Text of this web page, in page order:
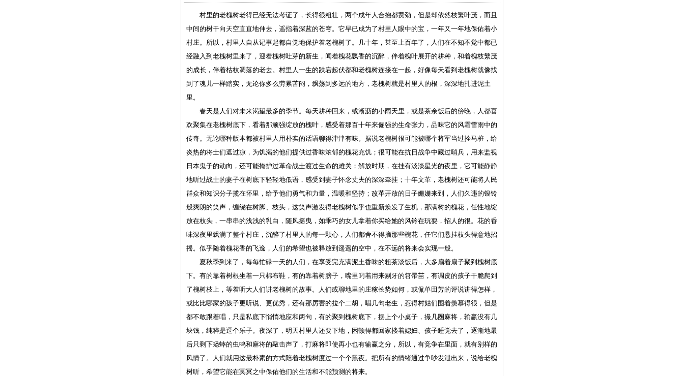
村里的老槐树老得已经无法考证了，长得很粗壮，两个成年人合抱都费劲，但是却依然枝繁叶茂，而且
中间的树干向天空直直地伸去，遥指着深蓝的苍穹。它早已成为了村里人眼中的宝，一年又一年地保佑着小
村庄。所以，村里人自从记事起都自觉地保护着老槐树了。几十年，甚至上百年了，人们在不知不觉中都已
经融入到老槐树里来了，迎着槐树吐芽的新生，闻着槐花飘香的沉醉，伴着槐叶展开的耕种，和着槐枝繁茂
的成长，伴着枯枝凋落的老去。村里人一生的跌宕起伏都和老槐树连接在一起，好像每天看到老槐树就像找
到了魂儿一样踏实，无论你多么劳累苦闷，飘荡到多远的地方，老槐树就是村里人的根，深深地扎进泥土
里。
春天是人们对未来渴望最多的季节。每天耕种回来，或淅沥的小雨天里，或是茶余饭后的傍晚，人都喜
欢聚集在老槐树底下，看着那顽强绽放的槐叶，感受着那百十年来倔强的生命张力，品味它的风霜雪雨中的
传奇。无论哪种版本都被村里人用朴实的话语聊得津津有味。据说老槐树很可能被哪个将军当过拴马桩，给
炎热的将士们遮过凉，为饥渴的他们提供过香味浓郁的槐花充饥；很可能在抗日战争中藏过哨兵，用来监视
日本鬼子的动向，还可能掩护过革命战士渡过生命的难关；解放时期，在挂有淡淡星光的夜里，它可能静静
地听过战士的妻子在树底下轻轻地低语，感受到妻子怀念丈夫的深深牵挂；十年文革，老槐树还可能将人民
群众和知识分子揽在怀里，给予他们勇气和力量，温暖和坚持；改革开放的日子姗姗来到，人们久违的银铃
般爽朗的笑声，缠绕在树脚、枝头，这笑声激发得老槐树似乎也重新焕发了生机，那满树的槐花，任性地绽
放在枝头，一串串的浅浅的乳白，随风摇曳，如乖巧的女儿拿着你买给她的风铃在玩耍，招人的很。花的香
味深夜里飘满了整个村庄，沉醉了村里人的每一颗心，人们都舍不得摘那些槐花，任它们悬挂枝头得意地招
摇。似乎随着槐花香的飞逸，人们的希望也被释放到遥遥的空中，在不远的将来会实现一般。
夏秋季到来了，每每忙碌一天的人们，在享受完充满泥土香味的粗茶淡饭后，大多扇着扇子聚到槐树底
下。有的靠着树根坐着一只棉布鞋，有的靠着树膀子，嘴里叼着用来剔牙的笤帚苗，有调皮的孩子干脆爬到
了槐树枝上，等着听大人们讲老槐树的故事。人们或聊地里的庄稼长势如何，或侃单田芳的评说讲得怎样，
或比比哪家的孩子更听说、更优秀，还有那厉害的拉个二胡，唱几句老生，惹得村姑们围着羡慕得很，但是
都不敢跟着唱，只是私底下悄悄地应和两句，有的聚到槐树底下，摆上个小桌子，撮几圈麻将，输赢没有几
块钱，纯粹是逗个乐子。夜深了，明天村里人还要下地，困顿得都回家搂着媳妇、孩子睡觉去了，逐渐地最
后只剩下蟋蟀的虫鸣和麻将的敲击声了，打麻将即使再小也有输赢之分，所以，有竞争在里面，就有别样的
风情了。人们就用这最朴素的方式陪着老槐树度过一个个黑夜。把所有的情绪通过争吵发泄出来，说给老槐
树听，希望它能在冥冥之中保佑他们的生活和不能预测的将来。